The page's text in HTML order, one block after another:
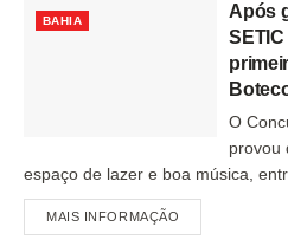
BAHIA
Após
O
provou
espaço de lazer e boa música,
MAIS INFORMAÇÃO